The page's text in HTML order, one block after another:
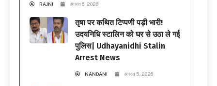
RAJNI अगस्त 6, 2026
तृषा पर कथित टिप्पणी पड़ी भारी!
उदयनिधि स्टालिन को घर से उठा ले गई
पुलिस| Udhayanidhi Stalin
Arrest News
NANDANI अगस्त 5, 2026